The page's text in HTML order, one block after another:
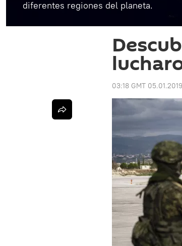
diferentes regiones del planeta.
03:18 GMT 05.01.2019